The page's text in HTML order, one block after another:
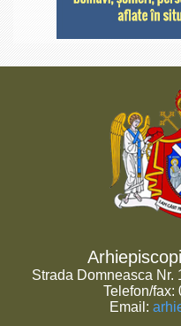
Strada Domneasca Nr.
Telefon/fax:
Email: